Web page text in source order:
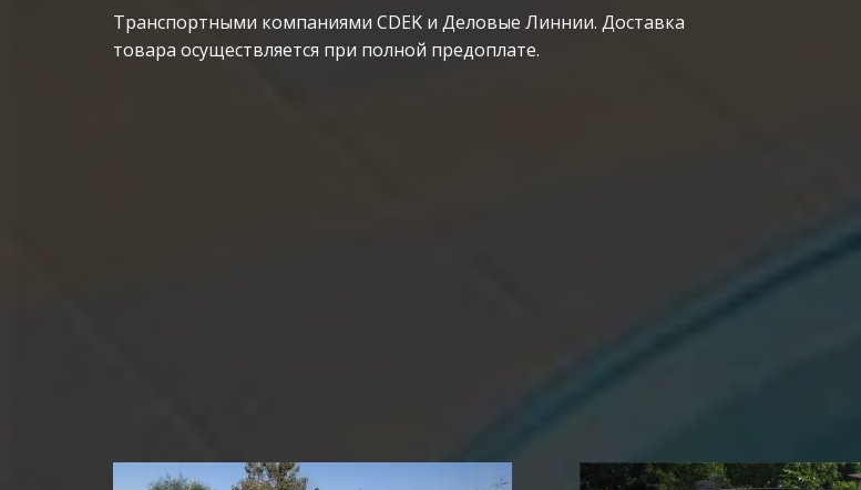
Транспортными компаниями CDEK и Деловые Линнии. Доставка
товара осуществляется при полной предоплате.